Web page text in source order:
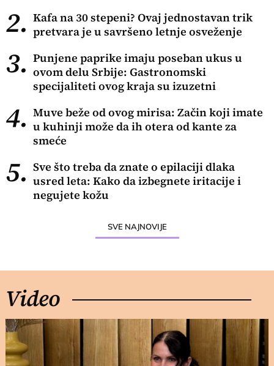
2. Kafa na 30 stepeni? Ovaj jednostavan trik
pretvara je u savršeno letnje osveženje
3. Punjene paprike imaju poseban ukus u
ovom delu Srbije: Gastronomski
specijaliteti ovog kraja su izuzetni
4. Muve beže od ovog mirisa: Začin koji imate
u kuhinji može da ih otera od kante za
smeće
5. Sve što treba da znate o epilaciji dlaka
usred leta: Kako da izbegnete iritacije i
negujete kožu
SVE NAJNOVIJE
Video